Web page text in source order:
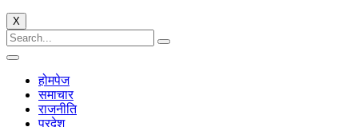
X
होमपेज
समाचार
राजनीति
प्रदेश